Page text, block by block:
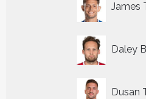
James
Daley
Dusan